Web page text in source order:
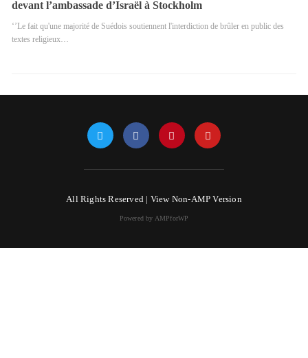
devant l’ambassade d’Israël à Stockholm
‘’Le fait qu'une majorité de Suédois soutiennent l'interdiction de brûler en public des
textes religieux…
All Rights Reserved | View Non-AMP Version
Powered by AMPforWP